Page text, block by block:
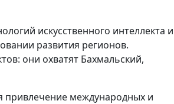
искусственного интеллекта и
развития регионов.
они охватят Бахмальский,
привлечение международных и